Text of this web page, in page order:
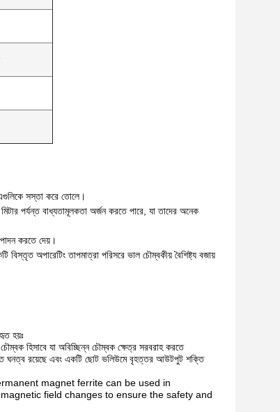
সস্তা করে তোলে।
পর্যন্ত বাধ্যতামূলকতা অর্জন করতে পারে, যা তাদের অনেক
করতে দেয়।
অপারেটিং তাপমাত্রা পরিসরে ভাল চৌম্বকীয় বৈশিষ্ট্য বজায়
হয়ঃ
হিসাবে যা অবিচ্ছিন্ন চৌম্বক ক্ষেত্র সরবরাহ করতে
ঘনত্ব রয়েছে এবং একটি ছোট ভলিউমে বৃহত্তর আউটপুট শক্তি
The permanent magnet ferrite can be used in
field changes to ensure the safety and